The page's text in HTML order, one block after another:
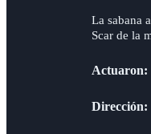
La sabana
Scar de la
Actuaron:
Dirección: